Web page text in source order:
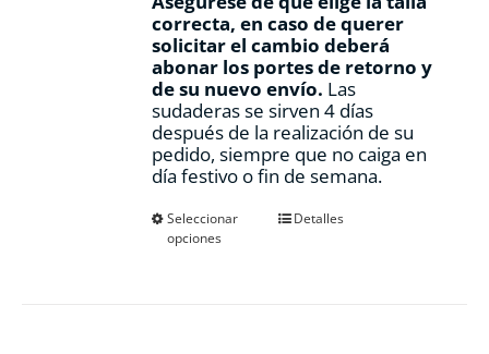
correcta, en caso de querer
solicitar el cambio deberá
abonar los portes de retorno y
de su nuevo envío. Las
sudaderas se sirven 4 días
después de la realización de su
pedido, siempre que no caiga en
día festivo o fin de semana.
Seleccionar
opciones
EsteDetalles